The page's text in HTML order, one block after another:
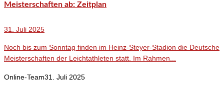
Meisterschaften ab: Zeitplan
31. Juli 2025
Noch bis zum Sonntag finden im Heinz-Steyer-Stadion die Deutsche
Meisterschaften der Leichtathleten statt. Im Rahmen...
Online-Team31. Juli 2025